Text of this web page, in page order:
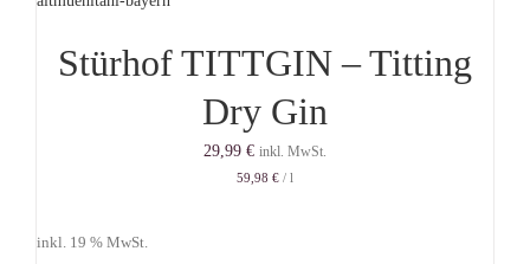
Stürhof TITTGIN – Titting
Dry Gin
29,99 € inkl. MwSt.
59,98 € / l
inkl. 19 % MwSt.